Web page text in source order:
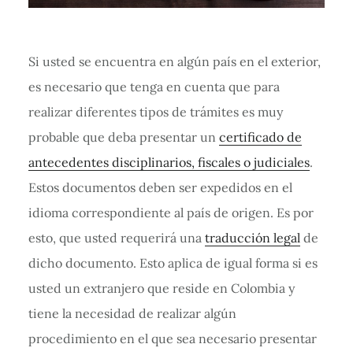
Si usted se encuentra en algún país en el exterior,
es necesario que tenga en cuenta que para
realizar diferentes tipos de trámites es muy
probable que deba presentar un certificado de
antecedentes disciplinarios, fiscales o judiciales.
Estos documentos deben ser expedidos en el
idioma correspondiente al país de origen. Es por
esto, que usted requerirá una traducción legalde
dicho documento. Esto aplica de igual forma si es
usted un extranjero que reside en Colombia y
tiene la necesidad de realizar algún
procedimiento en el que sea necesario presentar